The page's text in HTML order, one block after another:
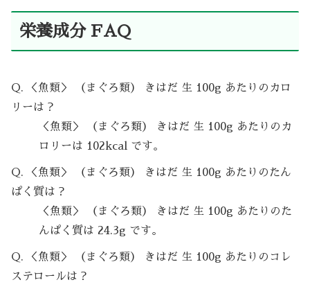
栄養成分 FAQ
Q. ＜魚類＞ （まぐろ類） きはだ 生 100g あたりのカロ
リーは？
＜魚類＞ （まぐろ類） きはだ 生 100g あたりのカ
ロリーは 102kcal です。
Q. ＜魚類＞ （まぐろ類） きはだ 生 100g あたりのたん
ぱく質は？
＜魚類＞ （まぐろ類） きはだ 生 100g あたりのた
んぱく質は 24.3g です。
Q. ＜魚類＞ （まぐろ類） きはだ 生 100g あたりのコレ
ステロールは？